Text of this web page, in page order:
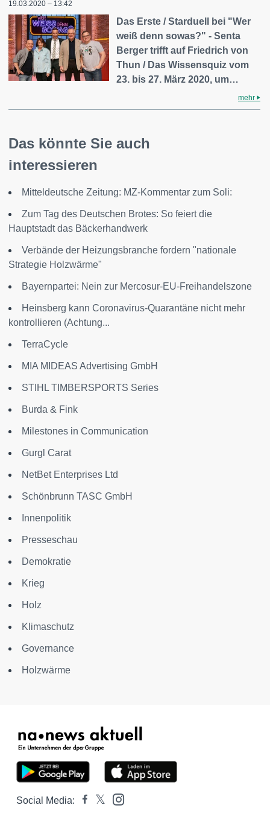
19.03.2020 – 13:42
Das Erste / Starduell bei "Wer
weiß denn sowas?" - Senta
Berger trifft auf Friedrich von
Thun / Das Wissensquiz vom
23. bis 27. März 2020, um…
mehr
Das könnte Sie auch
interessieren
Mitteldeutsche Zeitung: MZ-Kommentar zum Soli:
Zum Tag des Deutschen Brotes: So feiert die
Hauptstadt das Bäckerhandwerk
Verbände der Heizungsbranche fordern "nationale
Strategie Holzwärme"
Bayernpartei: Nein zur Mercosur-EU-Freihandelszone
Heinsberg kann Coronavirus-Quarantäne nicht mehr
kontrollieren (Achtung...
TerraCycle
MIA MIDEAS Advertising GmbH
STIHL TIMBERSPORTS Series
Burda & Fink
Milestones in Communication
Gurgl Carat
NetBet Enterprises Ltd
Schönbrunn TASC GmbH
Innenpolitik
Presseschau
Demokratie
Krieg
Holz
Klimaschutz
Governance
Holzwärme
Social Media: